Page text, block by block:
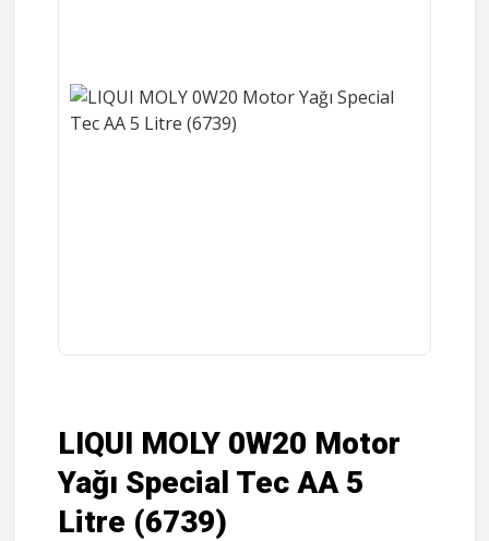
LIQUI MOLY 0W20 Motor
Yağı Special Tec AA 5
Litre (6739)